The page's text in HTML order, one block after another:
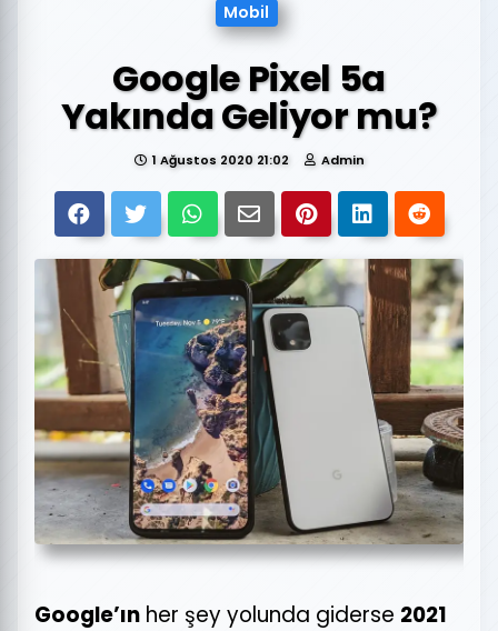
Mobil
Google Pixel 5a
Yakında Geliyor mu?
1 Ağustos 2020 21:02 Admin
Google’ın her şey yolunda giderse 2021